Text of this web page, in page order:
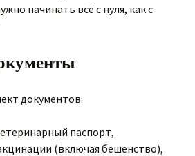
начинать всё с нуля, как с
документов:
паспорт,
(включая бешенство),